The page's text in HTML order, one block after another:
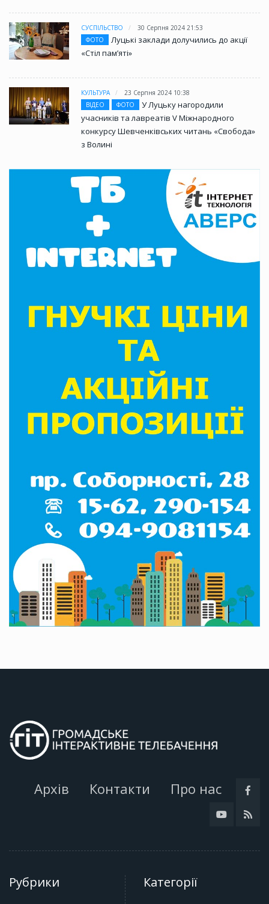
СУСПІЛЬСТВО
30 Серпня 2024 21:53
ФОТО
Луцькі заклади долучились до акції
«Стіл памʼяті»
КУЛЬТУРА
23 Серпня 2024 10:38
ВІДЕО
ФОТО
У Луцьку нагородили
учасників та лавреатів V Міжнародного
конкурсу Шевченківських читань «Свобода»
з Волині
Архів Контакти Про нас
Рубрики Категорії